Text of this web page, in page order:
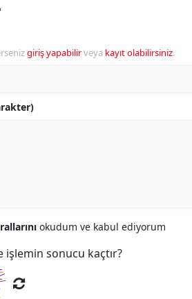
giriş yapabilirveya kayıt olabilirsiniz.
okudum ve kabul ediyorum
işlemin sonucu kaçtır?